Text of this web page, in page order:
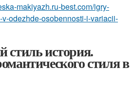
makiyazh.ru-best.com/igry-
odezhde-osobennosti-i-variacii-
стиль история.
стиля в